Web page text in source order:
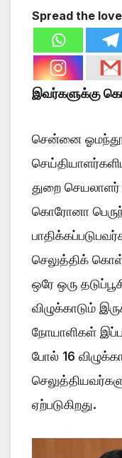
Spread the love
இவர்களுக்கு
சென்னை
துறை
கொரோனா
செலுத்திக்
ஒரே ஒரு
விழுக்காடும்
நோயாளிகள்
போல் 16
ஏற்படுகிறது.